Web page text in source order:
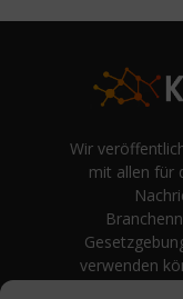
Wir
mit allen für
verwenden